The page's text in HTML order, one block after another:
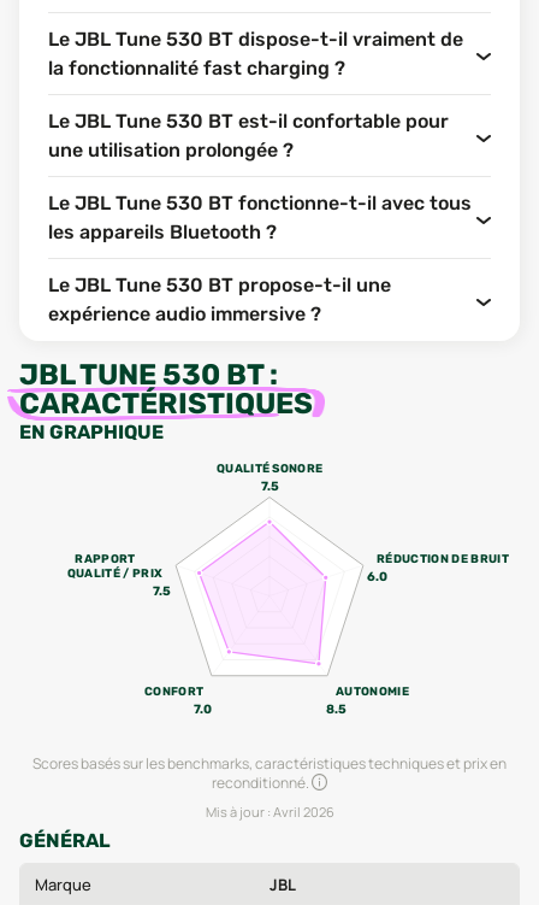
Le JBL Tune 530 BT dispose-t-il vraiment de
la fonctionnalité fast charging ?
Le JBL Tune 530 BT est-il confortable pour
une utilisation prolongée ?
Le JBL Tune 530 BT fonctionne-t-il avec tous
les appareils Bluetooth ?
Le JBL Tune 530 BT propose-t-il une
expérience audio immersive ?
JBL TUNE 530 BT:
CARACTÉRISTIQUES
EN GRAPHIQUE
QUALITÉ SONORE
7.5
RÉDUCTION DE BRUIT
6.0
AUTONOMIE
8.5
CONFORT
7.0
RAPPORT
QUALITÉ / PRIX
7.5
Scores basés sur les benchmarks, caractéristiques techniques et prix en
reconditionné.
Mis à jour : Avril 2026
GÉNÉRAL
Marque
JBL